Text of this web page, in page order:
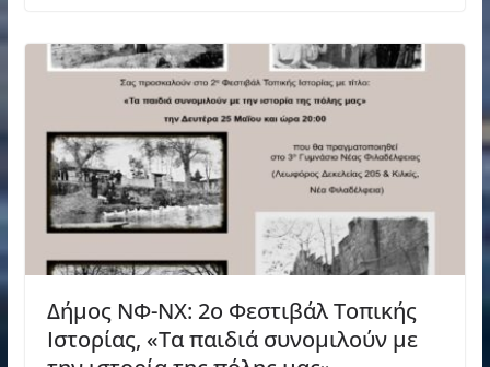
Δήμος ΝΦ-ΝΧ: 2ο Φεστιβάλ Τοπικής
Ιστορίας, «Τα παιδιά συνομιλούν με